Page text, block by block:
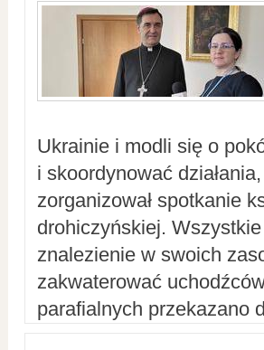
Ukrainie i modli się o
i skoordynować
zorganizował spotkanie
drohiczyńskiej.
znalezienie w swoich
zakwaterować
parafialnych przekazano